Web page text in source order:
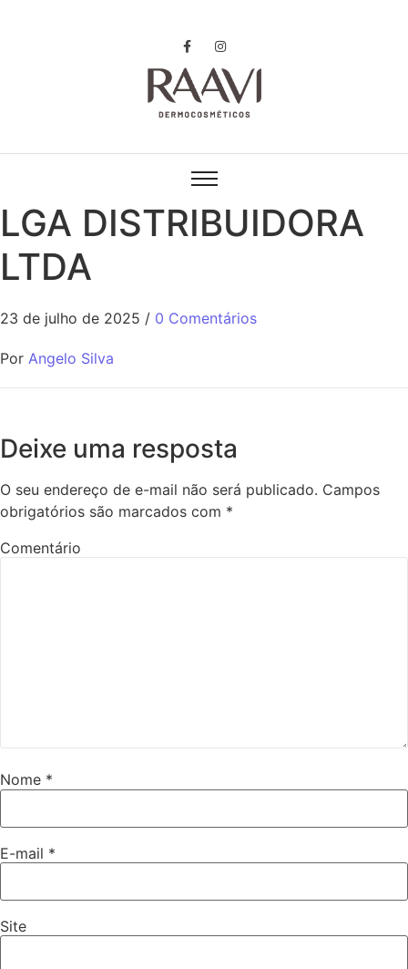
LGA DISTRIBUIDORA
LTDA
23 de julho de 2025 / 0 Comentários
Por Angelo Silva
Deixe uma resposta
O seu endereço de e-mail não será publicado. Campos
obrigatórios são marcados com *
Comentário
Nome *
E-mail *
Site